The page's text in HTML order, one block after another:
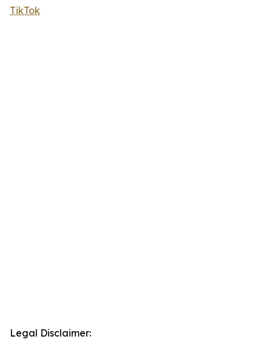
TikTok
Legal Disclaimer: